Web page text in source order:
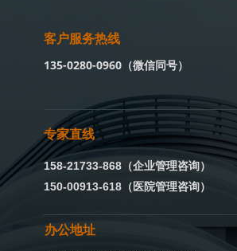
客户服务热线
135-0280-0960（微信同号）
专家直线
158-21733-868（企业管理咨询）
150-00913-618（医院管理咨询）
办公地址